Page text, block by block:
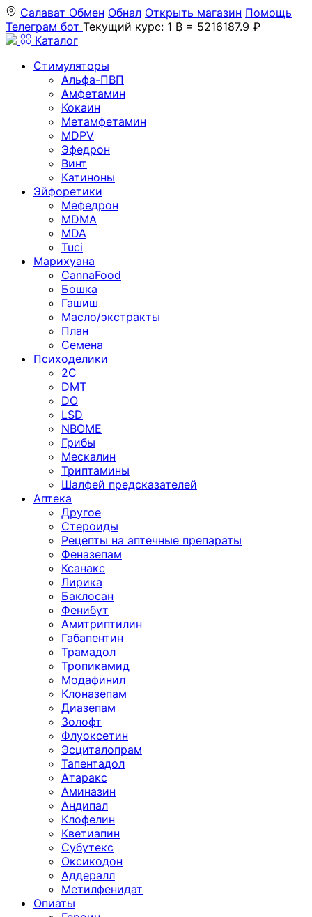
Салават Обмен Обнал Открыть магазин Помощь
Телеграм бот Текущий курс: 1 ₿ = 5216187.9 ₽
Каталог
Стимуляторы
Альфа-ПВП
Амфетамин
Кокаин
Метамфетамин
MDPV
Эфедрон
Винт
Катиноны
Эйфоретики
Мефедрон
MDMA
MDA
Tuci
Марихуана
CannaFood
Бошка
Гашиш
Масло/экстракты
План
Семена
Психоделики
2C
DMT
DO
LSD
NBOME
Грибы
Мескалин
Триптамины
Шалфей предсказателей
Аптека
Другое
Стероиды
Рецепты на аптечные препараты
Феназепам
Ксанакс
Лирика
Баклосан
Фенибут
Амитриптилин
Габапентин
Трамадол
Тропикамид
Модафинил
Клоназепам
Диазепам
Золофт
Флуоксетин
Эсциталопрам
Тапентадол
Атаракс
Аминазин
Андипал
Клофелин
Кветиапин
Субутекс
Оксикодон
Аддералл
Метилфенидат
Опиаты